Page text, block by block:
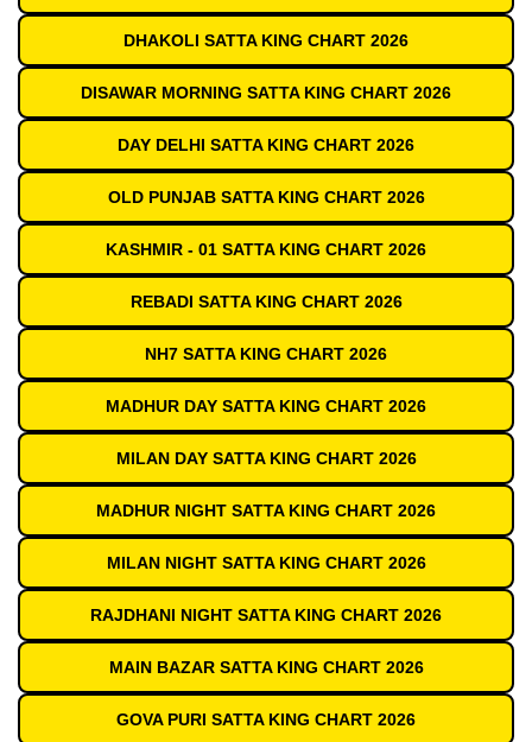
DHAKOLI SATTA KING CHART 2026
DISAWAR MORNING SATTA KING CHART 2026
DAY DELHI SATTA KING CHART 2026
OLD PUNJAB SATTA KING CHART 2026
KASHMIR - 01 SATTA KING CHART 2026
REBADI SATTA KING CHART 2026
NH7 SATTA KING CHART 2026
MADHUR DAY SATTA KING CHART 2026
MILAN DAY SATTA KING CHART 2026
MADHUR NIGHT SATTA KING CHART 2026
MILAN NIGHT SATTA KING CHART 2026
RAJDHANI NIGHT SATTA KING CHART 2026
MAIN BAZAR SATTA KING CHART 2026
GOVA PURI SATTA KING CHART 2026